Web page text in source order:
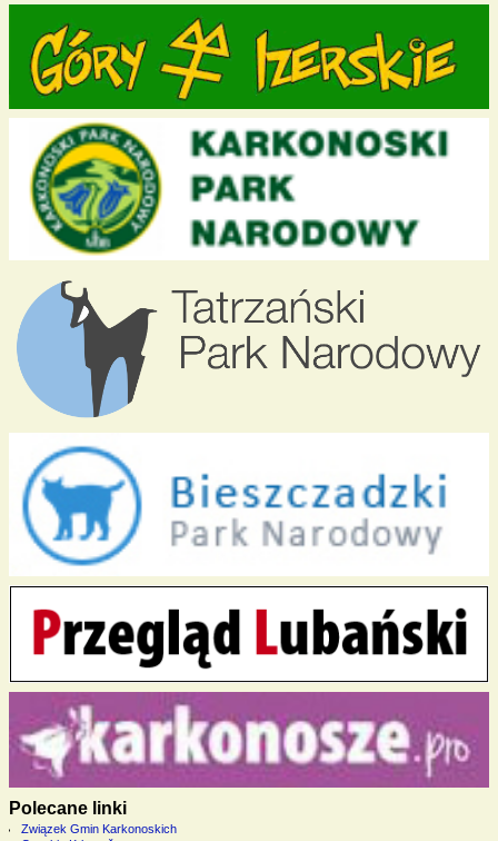
Polecane linki
Związek Gmin Karkonoskich